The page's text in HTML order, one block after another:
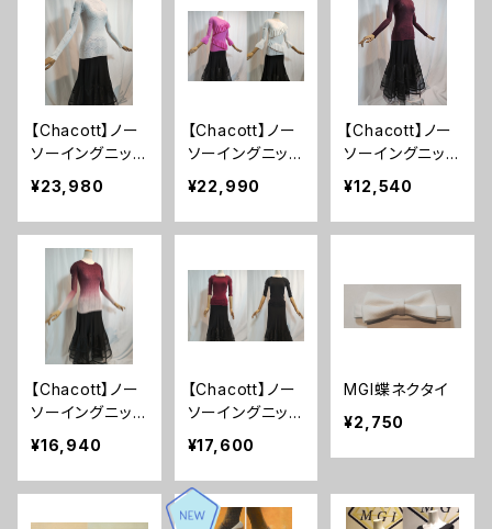
【Chacott】ノー
ソーイングニッ
ト 箔プリントグ
ラデーショントッ
プ チャコット
¥23,980
【Chacott】ノー
ソーイングニッ
ト ラグジュアリ
ーフリルニットト
ップ チャコット
¥22,990
【Chacott】ノー
ソーイングニッ
ト シアー2Wa
yクルーネックニ
ットトップ チャ
¥12,540
【Chacott】ノー
ソーイングニッ
ト グラデーショ
ンクルーネックト
ップ チャコット
¥16,940
【Chacott】ノー
ソーイングニッ
ト バックレー
スアップニットト
ップ チャコット
¥17,600
MGI蝶ネクタイ
¥2,750